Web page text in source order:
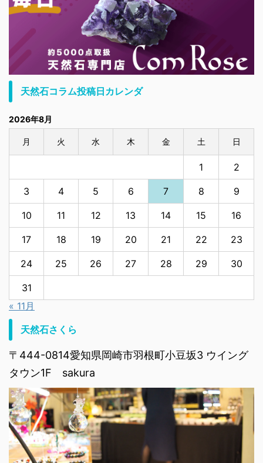
天然石コラム投稿日カレンダ
2026年8月
月 火 水 木 金 土 日
1 2
3 4 5 6 7 8 9
10 11 12 13 14 15 16
17 18 19 20 21 22 23
24 25 26 27 28 29 30
31
« 11月
天然石さくら
〒444-0814愛知県岡崎市羽根町小豆坂3 ウイング
タウン1F sakura